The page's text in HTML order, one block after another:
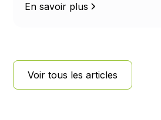
le soleil, la pluie, la neige et la
En savoir plus
Voir tous les articles